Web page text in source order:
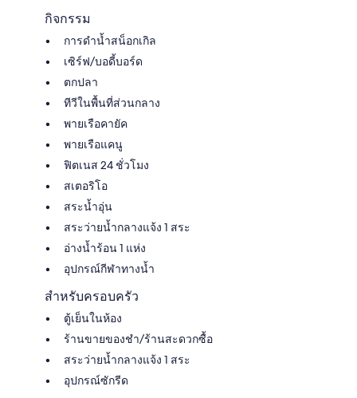
กิจกรรม
การดําน้ำสน็อกเกิล
เซิร์ฟ/บอดี้บอร์ด
ตกปลา
ทีวีในพื้นที่ส่วนกลาง
พายเรือคายัค
พายเรือแคนู
ฟิตเนส 24 ชั่วโมง
สเตอริโอ
สระน้ำอุ่น
สระว่ายน้ำกลางแจ้ง 1 สระ
อ่างน้ำร้อน 1 แห่ง
อุปกรณ์กีฬาทางน้ำ
สำหรับครอบครัว
ตู้เย็นในห้อง
ร้านขายของชำ/ร้านสะดวกซื้อ
สระว่ายน้ำกลางแจ้ง 1 สระ
อุปกรณ์ซักรีด